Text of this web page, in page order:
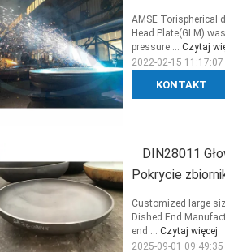
KONTAKT
AMSE Torispherical
Head Plate(GLM)
pressure ... Czytaj
2022-02-15 11:17:07
DIN28011
Pokrycie
Customized large
Dished End
end ... Czytaj więcej
2025-09-01 09:49:35